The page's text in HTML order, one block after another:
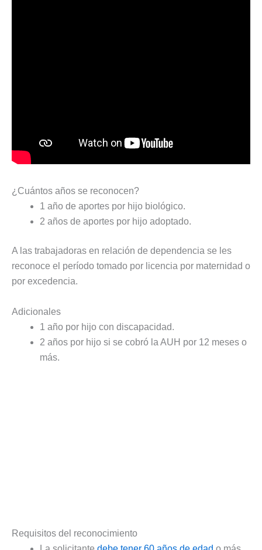
¿Cuántos años se reconocen?
1 año de aportes por hijo biológico.
2 años de aportes por hijo adoptado.
A las trabajadoras en relación de dependencia se les
reconoce el período tomado por licencia por maternidad o
por excedencia.
Adicionales
1 año por hijo con discapacidad.
2 años por hijo si se cobró la AUH por 12 meses o
más.
Requisitos del reconocimiento